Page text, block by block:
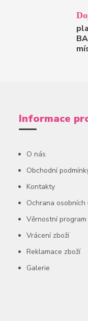
Informace
O nás
Obchodní
Kontakty
Ochrana osobních
Věrnostní program
Vrácení zboží
Reklamace zboží
Galerie